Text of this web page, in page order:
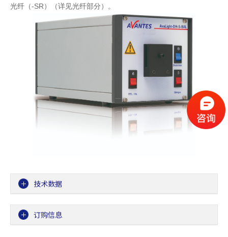
光纤（-SR）（详见光纤部分）。
技术数据
订购信息